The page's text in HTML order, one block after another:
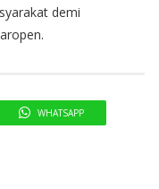
demi
WHATSAPP